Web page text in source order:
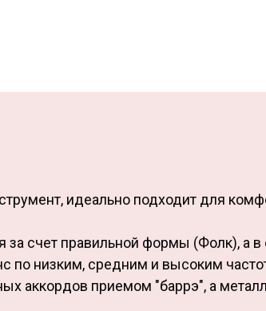
идеально подходит для
счет правильной формы (Фолк), а в
по низким, средним и высоким
аккордов приемом "баррэ", а